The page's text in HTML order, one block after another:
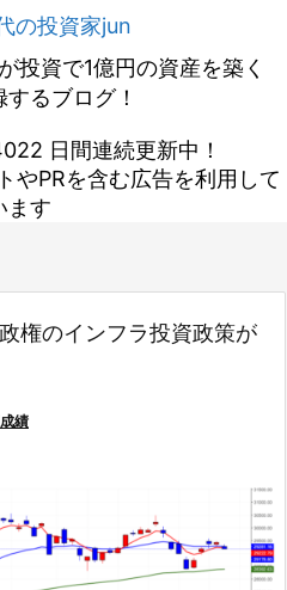
の投資家jun
投資で1億円の資産を築く
するブログ！
日間連続更新中！
やPRを含む広告を利用して
ます
権のインフラ投資政策が
績